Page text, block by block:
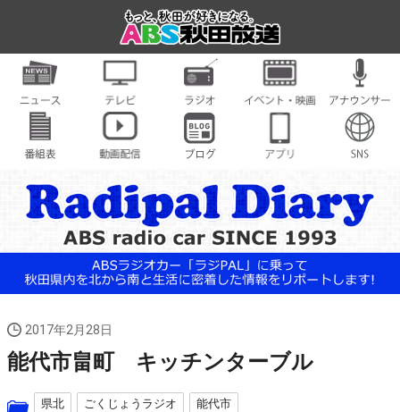
2017年2月28日
能代市畠町 キッチンターブル
県北 ごくじょうラジオ 能代市